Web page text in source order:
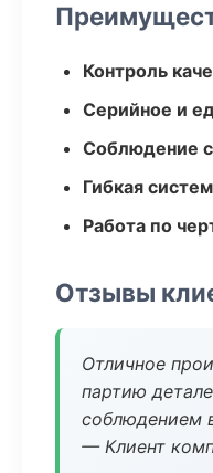
Контроль
Серийное и
Соблюдение
Гибкая
Работа по
Отзывы
Отличное
партию
соблюдением
— Клиент